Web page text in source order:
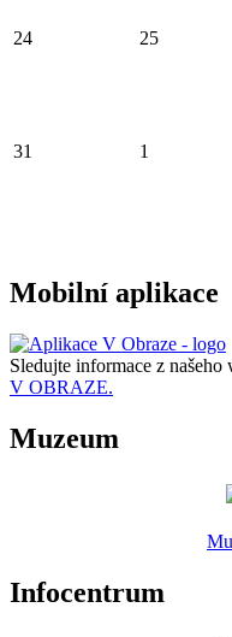
24 25
31 1
Mobilní aplikace
Sledujte informace z našeho
V OBRAZE.
Muzeum
Infocentrum